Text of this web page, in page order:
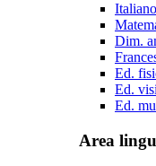
Italiano
Dim.
Ed.
Ed.
Ed.
Area